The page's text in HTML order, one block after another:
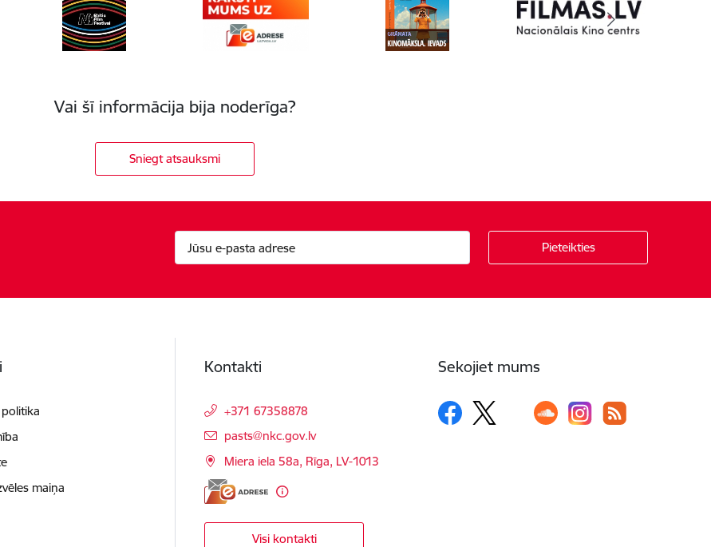
Vai šī informācija bija noderīga?
Sniegt atsauksmi
maiņa
Kontakti
+371 67358878
E-pasts:
pasts@nkc.gov.lv
Miera iela 58a, Rīga, LV-1013
Visi kontakti
Sekojiet mums